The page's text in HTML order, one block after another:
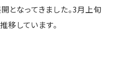
となってきました。3月上旬
移しています。